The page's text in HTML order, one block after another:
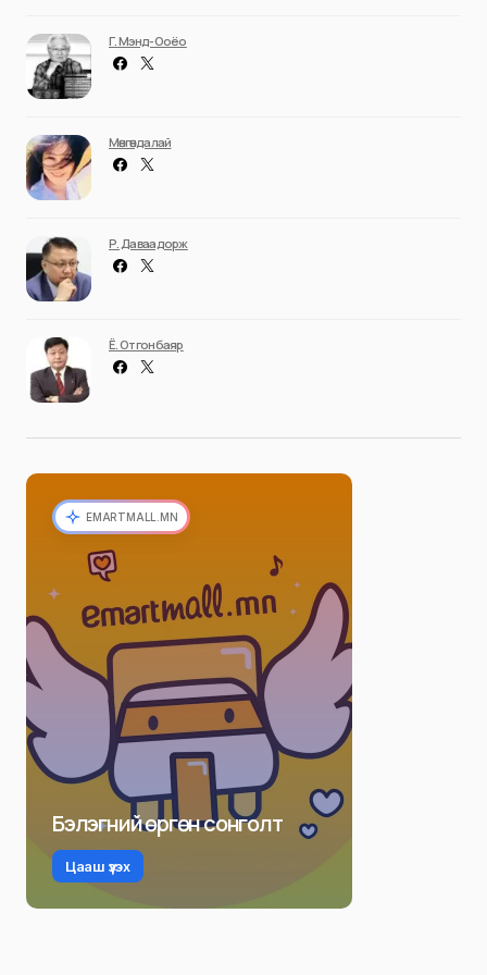
Г. Мэнд-Ооёо
Мөнгөндалай
Р. Даваадорж
Ё. Отгонбаяр
EMARTMALL.MN
Бэлэгний өргөн сонголт
Цааш үзэх